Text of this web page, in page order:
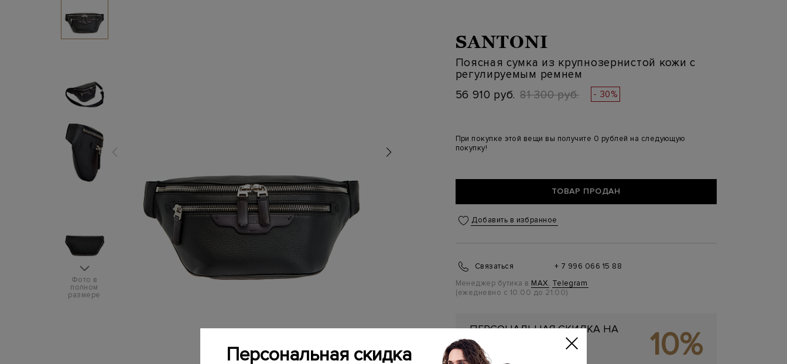
Фото в
полном
размере
SANTONI
Поясная сумка из крупнозернистой кожи с
регулируемым ремнем
56 910 руб. 81 300 руб. - 30%
При покупке этой вещи вы получите 0 рублей на следующую
покупку!
ТОВАР ПРОДАН
Добавить в избранное
Связаться
+ 7 996 066 15 88
Менеджер бутика в MAX, Telegram
(ежедневно с 10:00 до 21:00)
ПЕРСОНАЛЬНАЯ СКИДКА НА
ПЕРВУЮ ПОКУПКУ
Подробнее 10%
Персональная скидка